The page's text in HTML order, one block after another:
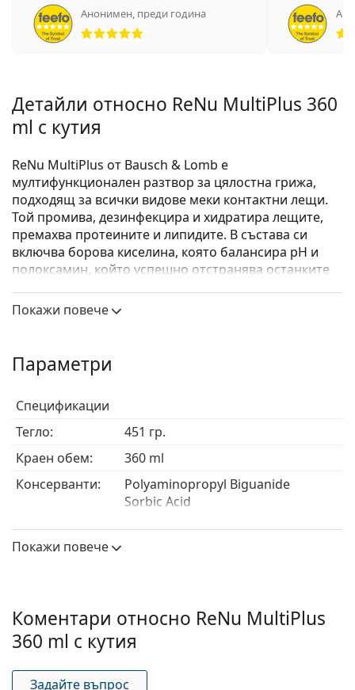
Анонимен преди година
Рейтинг 5 от 5
Детайли относно ReNu MultiPlus 360
ml с кутия
ReNu MultiPlus от Bausch & Lomb е
мултифункционален разтвор за цялостна грижа,
подходящ за всички видове меки контактни лещи.
Той промива, дезинфекцира и хидратира лещите,
премахва протеините и липидите. В състава си
включва борова киселина, която балансира pH и
полоксамин, който успешно отстранява останките
Покажи повече
Параметри
Спецификации
Тегло:
451 гр.
Краен обем:
360 ml
Консерванти:
Polyaminopropyl Biguanide
Sorbic Acid
Poloxamine
Вид:
Мултифункционален
За твърди
лещи:
Не
Покажи повече
Коментари относно ReNu MultiPlus
360 ml с кутия
Задайте въпрос